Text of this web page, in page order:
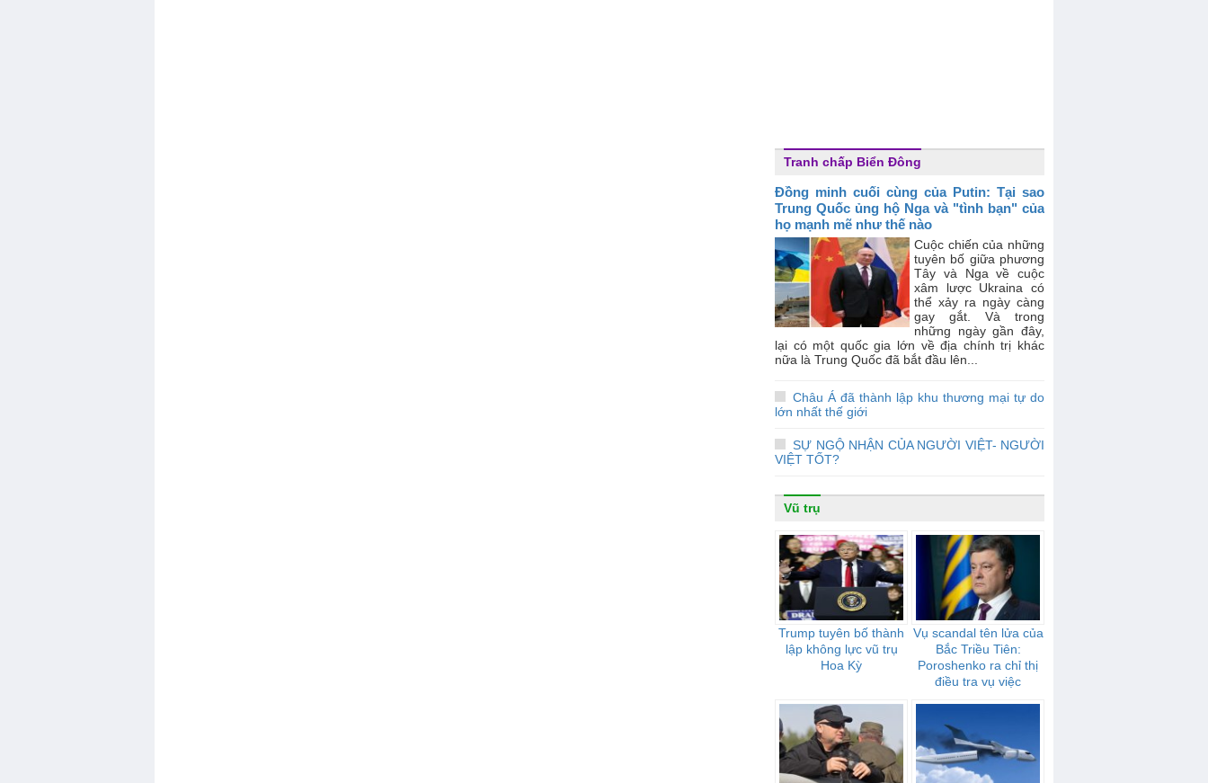
Tranh chấp Biển Đông
Đồng minh cuối cùng của Putin: Tại sao
Trung Quốc ủng hộ Nga và "tình bạn" của
họ mạnh mẽ như thế nào
Cuộc chiến của những
tuyên bố giữa phương
Tây và Nga về cuộc
xâm lược Ukraina có
thể xảy ra ngày càng
gay gắt. Và trong
những ngày gần đây,
lại có một quốc gia lớn về địa chính trị khác
nữa là Trung Quốc đã bắt đầu lên...
Châu Á đã thành lập khu thương mại tự do
lớn nhất thế giới
SỰ NGỘ NHẬN CỦA NGƯỜI VIỆT- NGƯỜI
VIỆT TỐT?
Vũ trụ
Trump tuyên bố thành
lập không lực vũ trụ
Hoa Kỳ
Vụ scandal tên lửa của
Bắc Triều Tiên:
Poroshenko ra chỉ thị
điều tra vụ việc